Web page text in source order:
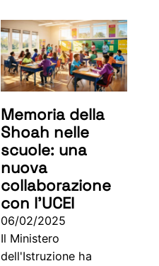
Memoria della
Shoah nelle
scuole: una
nuova
collaborazione
con l’UCEI
06/02/2025
Il Ministero
dell'Istruzione ha